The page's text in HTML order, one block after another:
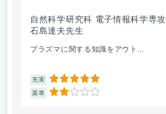
自然科学研究科 電子情報科学専攻
石島達夫先生
プラズマに関する知識をアウト...
充実 5
楽単 2